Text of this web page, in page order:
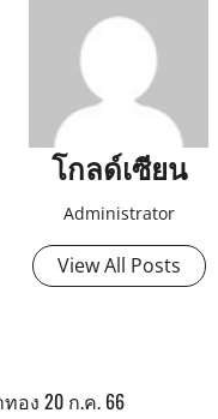
โกลด์เซียน
Administrator
View All Posts
อง 20 ก.ค. 66